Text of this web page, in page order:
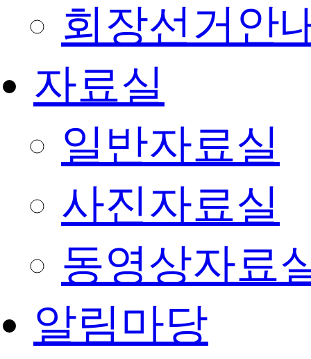
회장선거안
자료실
일반자료실
사진자료실
동영상자료
알림마당